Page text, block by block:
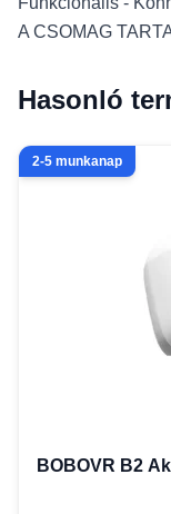
A CSOMAG
Hasonló
2-5 munkanap
BOBOVR B2